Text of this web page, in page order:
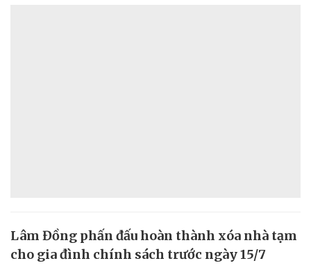
Lâm Đồng phấn đấu hoàn thành xóa nhà tạm
cho gia đình chính sách trước ngày 15/7